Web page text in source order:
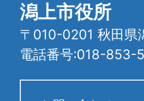
潟上市役所
〒010-0201 秋田県
電話番号:018-853-